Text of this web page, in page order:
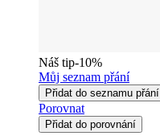
Náš tip-10%
Můj seznam přání
Přidat do seznamu přání
Porovnat
Přidat do porovnání